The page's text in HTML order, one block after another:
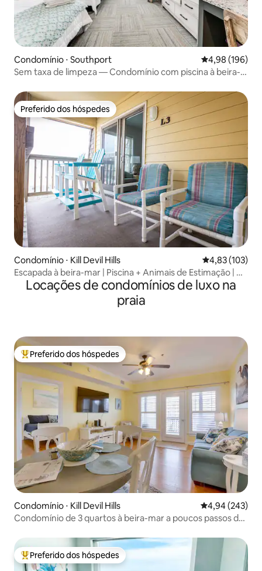
Condomínio ⋅ Southport 4,98 de uma
4,98 (196)
Sem taxa de limpeza — Condomínio com piscina à beira-
Preferido dos hóspedes
Preferido dos hóspedes
Condomínio ⋅ Kill Devil Hills 4,83 de uma
4,83 (103)
Escapada à beira-mar | Piscina + Animais de Estimação | Kill
Devil Hills
Locações de condomínios de luxo na
praia
Entre os melhores preferidos dos hóspedes
Preferido dos hóspedes
Condomínio ⋅ Kill Devil Hills 4,94 de uma
4,94 (243)
Condomínio de 3 quartos à beira-mar a poucos passos de
Entre os melhores preferidos dos hóspedes
Preferido dos hóspedes